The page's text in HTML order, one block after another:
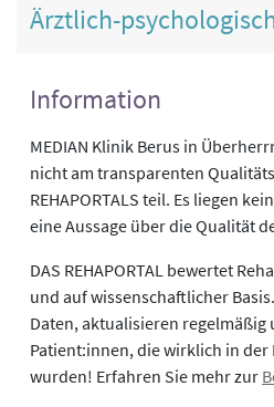
Ärztlich-
Information
MEDIAN Klinik Berus in
nicht am transparenten
REHAPORTALS teil. Es liegen
eine Aussage über die Qualität
DAS REHAPORTAL bewertet
und auf wissenschaftlicher
Daten, aktualisieren regelmäßig
Patient:innen, die wirklich in
wurden! Erfahren Sie mehr zur